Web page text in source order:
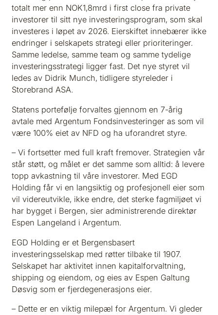
totalt mer enn NOK1,8mrd i first close fra private
investorer til sitt nye investeringsprogram, som skal
investeres i løpet av 2026. Eierskiftet innebærer ikke
endringer i selskapets strategi eller prioriteringer.
Samme ledelse, samme team og samme tydelige
investeringsstrategi ligger fast. Det nye styret vil
ledes av Didrik Munch, tidligere styreleder i
Storebrand ASA.
Statens portefølje forvaltes gjennom en 7-årig
avtale med Argentum Fondsinvesteringer as som vil
være 100% eiet av NFD og ha uforandret styre.
– Vi fortsetter med full kraft fremover. Strategien vår
står støtt, og målet er det samme som alltid: å levere
topp avkastning til våre investorer. Med EGD
Holding får vi en langsiktig og profesjonell eier som
vil videreutvikle, ikke endre, det sterke fagmiljøet vi
har bygget i Bergen, sier administrerende direktør
Espen Langeland i Argentum.
EGD Holding er et Bergensbasert
investeringsselskap med røtter tilbake til 1907.
Selskapet har aktivitet innen kapitalforvaltning,
shipping og eiendom, og eies av Espen Galtung
Døsvig som er fjerdegenerasjons eier.
– Dette er en viktig milepæl for Argentum. Vi gleder